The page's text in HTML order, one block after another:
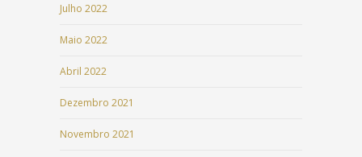
Julho 2022
Maio 2022
Abril 2022
Dezembro 2021
Novembro 2021